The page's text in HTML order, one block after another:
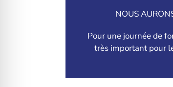
NOUS
Pour une journée de
très important pour